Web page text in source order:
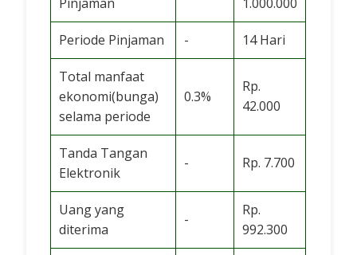
Periode Pinjaman - 14 Hari
Total manfaat
ekonomi(bunga)
selama periode
0.3%
Rp.
42.000
Tanda Tangan
Elektronik
- Rp. 7.700
Uang yang
diterima
-
Rp.
992.300